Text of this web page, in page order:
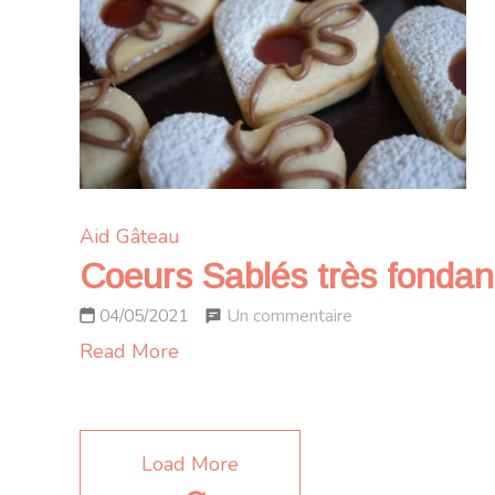
et
confiture
de
caramélisé
Aid Gâteau
Coeurs Sablés très
04/05/2021 Un commentaire
Read More
Load More